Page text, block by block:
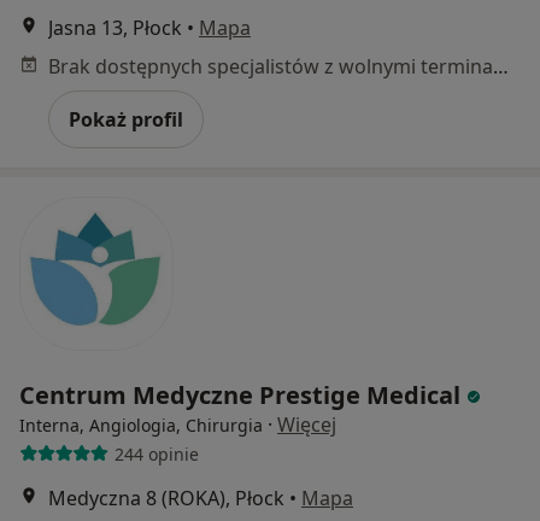
Jasna 13, Płock • Mapa
Brak dostępnych specjalistów z wolnymi terminami w tym centrum medycznym.
Pokaż profil
Centrum Medyczne Prestige Medical
Interna, Angiologia, Chirurgia · Więcej
244 opinie
Medyczna 8 (ROKA), Płock • Mapa